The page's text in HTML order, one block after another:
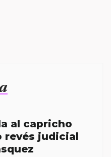
al capricho
revés judicial